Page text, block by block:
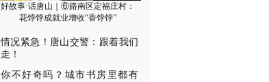
好故事·话唐山｜⑥路南区定福庄村：
花饽饽成就业增收“香饽饽”
情况紧急！唐山交警：跟着我们
走！
你不好奇吗？城市书房里都有